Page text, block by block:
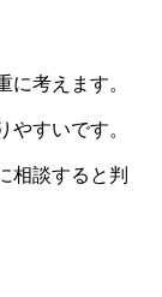
に考えます。
すいです。
相談すると判